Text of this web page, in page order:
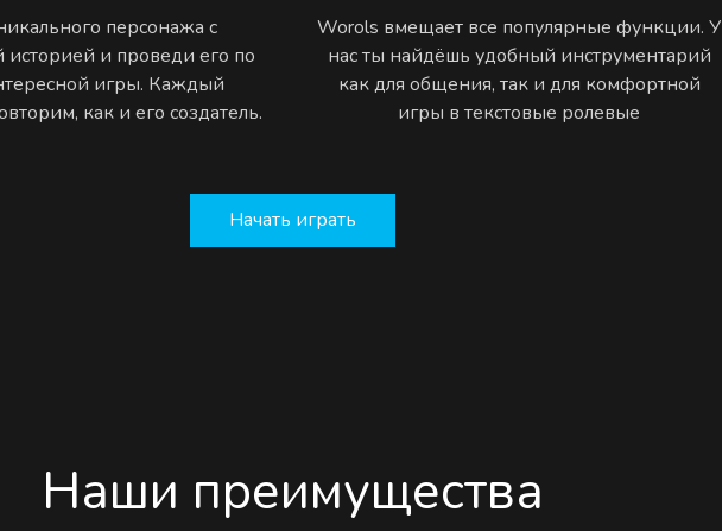
персонажа с
и проведи его по
игры. Каждый
как и его создатель.
Worols вмещает все популярные функции. У
нас ты найдёшь удобный инструментарий
как для общения, так и для комфортной
игры в текстовые ролевые
Начать играть
Наши преимущества